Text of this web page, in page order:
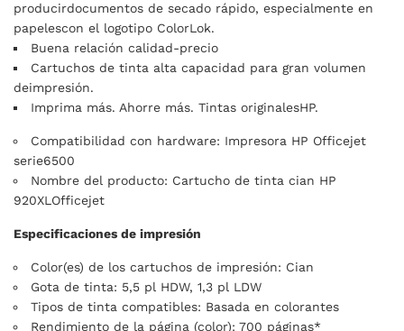
producirdocumentos de secado rápido, especialmente en
papelescon el logotipo ColorLok.
Buena relación calidad-precio
Cartuchos de tinta alta capacidad para gran volumen
deimpresión.
Imprima más. Ahorre más. Tintas originalesHP.
Compatibilidad con hardware: Impresora HP Officejet
serie6500
Nombre del producto: Cartucho de tinta cian HP
920XLOfficejet
Especificaciones de impresión
Color(es) de los cartuchos de impresión: Cian
Gota de tinta: 5,5 pl HDW, 1,3 pl LDW
Tipos de tinta compatibles: Basada en colorantes
Rendimiento de la página (color): 700 páginas*